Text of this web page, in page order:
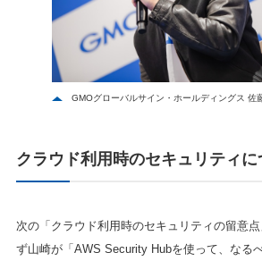
GMOグローバルサイン・ホールディングス 佐
クラウド利用時のセキュリティに
次の「クラウド利用時のセキュリティの留意
ず山崎が「AWS Security Hubを使って、なる